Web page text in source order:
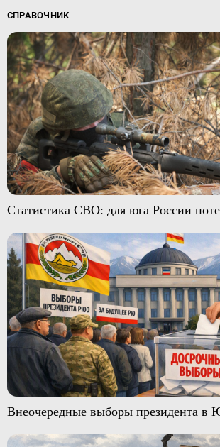
СПРАВОЧНИК
Статистика СВО: для юга России
Внеочередные выборы президента